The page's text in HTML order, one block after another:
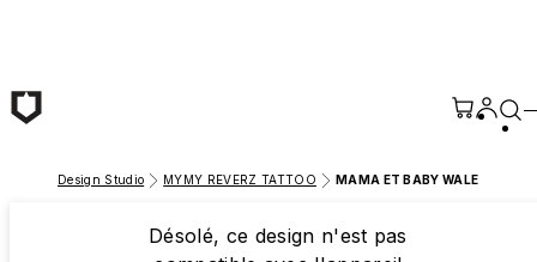
Design Studio MYMY REVERZ TATTOO MAMA ET BABY WALE
Désolé, ce design n'est pas